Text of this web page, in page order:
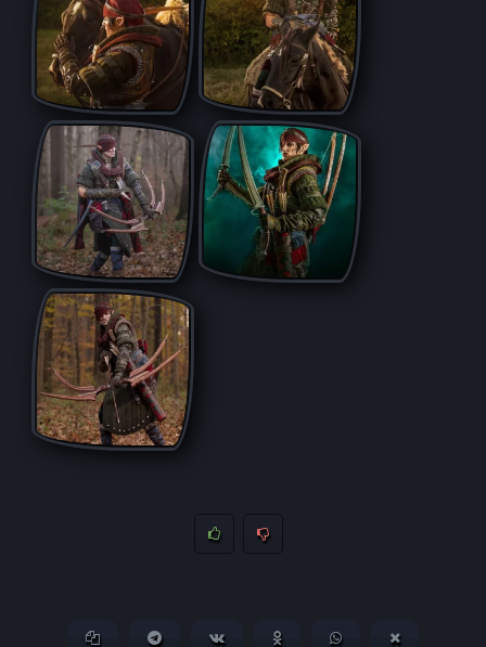
Копировать ссылкуПоделиться в Telegram
Поделиться ВКонтактеПоделиться в
Поделиться в